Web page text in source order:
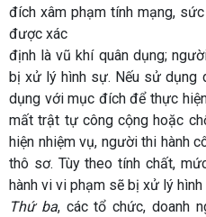
đích xâm phạm tính mạng,
được xác
định là vũ khí quân dụng;
bị xử lý hình sự. Nếu sử dụng
dụng với mục đích để thực
mất trật tự công cộng hoặc
hiện nhiệm vụ, người thi hành
thô sơ. Tùy theo tính chất,
hành vi vi phạm sẽ bị xử lý
Thứ ba, các tổ chức, doanh